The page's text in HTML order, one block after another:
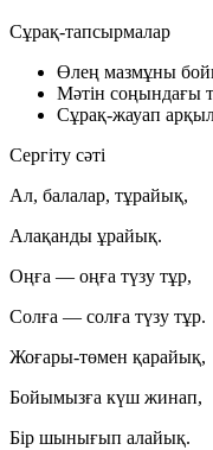
Сұрақ-тапсырмалар
Өлең мазмұны
Мәтін соңындағы
Сұрақ-жауап
Сергіту сәті
Ал, балалар, тұрайық,
Алақанды ұрайық.
Оңға — оңға түзу тұр,
Солға — солға түзу тұр.
Жоғары-төмен қарайық,
Бойымызға күш жинап,
Бір шынығып алайық.